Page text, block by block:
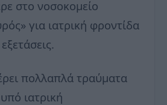
στο νοσοκομείο
για ιατρική φροντίδα
πολλαπλά τραύματα
ιατρική